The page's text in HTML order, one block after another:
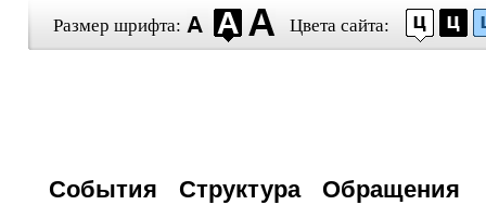
Размер шрифта: Цвета сайта:
События Структура Обращения